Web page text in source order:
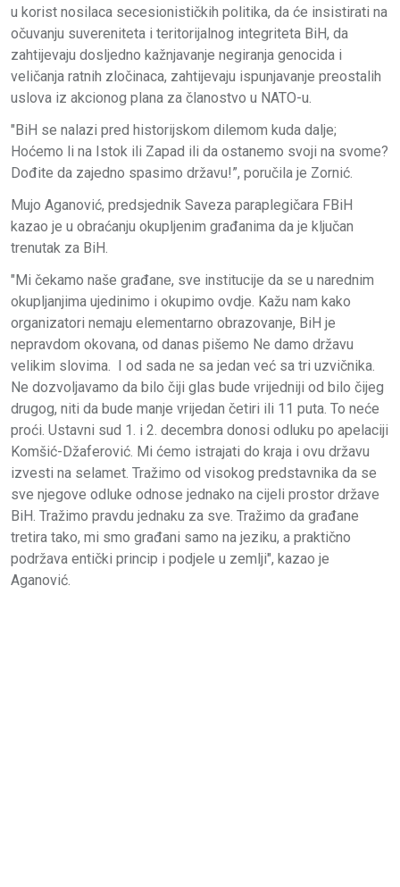
u korist nosilaca secesionističkih politika, da će insistirati na
očuvanju suvereniteta i teritorijalnog integriteta BiH, da
zahtijevaju dosljedno kažnjavanje negiranja genocida i
veličanja ratnih zločinaca, zahtijevaju ispunjavanje preostalih
uslova iz akcionog plana za članostvo u NATO-u.
"BiH se nalazi pred historijskom dilemom kuda dalje;
Hoćemo li na Istok ili Zapad ili da ostanemo svoji na svome?
Dođite da zajedno spasimo državu!”, poručila je Zornić.
Mujo Aganović, predsjednik Saveza paraplegičara FBiH
kazao je u obraćanju okupljenim građanima da je ključan
trenutak za BiH.
"Mi čekamo naše građane, sve institucije da se u narednim
okupljanjima ujedinimo i okupimo ovdje. Kažu nam kako
organizatori nemaju elementarno obrazovanje, BiH je
nepravdom okovana, od danas pišemo Ne damo državu
velikim slovima. I od sada ne sa jedan već sa tri uzvičnika.
Ne dozvoljavamo da bilo čiji glas bude vrijedniji od bilo čijeg
drugog, niti da bude manje vrijedan četiri ili 11 puta. To neće
proći. Ustavni sud 1. i 2. decembra donosi odluku po apelaciji
Komšić-Džaferović. Mi ćemo istrajati do kraja i ovu državu
izvesti na selamet. Tražimo od visokog predstavnika da se
sve njegove odluke odnose jednako na cijeli prostor države
BiH. Tražimo pravdu jednaku za sve. Tražimo da građane
tretira tako, mi smo građani samo na jeziku, a praktično
podržava entički princip i podjele u zemlji", kazao je
Aganović.